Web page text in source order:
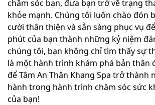
chăm sóc bạn, đưa bạn trở về trạng
khỏe mạnh. Chúng tôi luôn chào đón
cười thân thiện và sẵn sàng phục vụ
phút của bạn thành những kỷ niệm
chúng tôi, bạn không chỉ tìm thấy sự
là một hành trình khám phá bản thân
để Tâm An Thân Khang Spa trở thành
hành trong hành trình chăm sóc sức
của bạn!